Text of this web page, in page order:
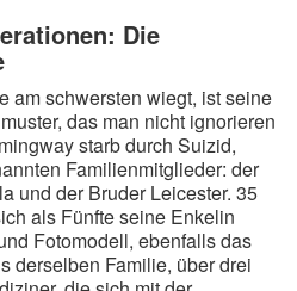
Die
am schwersten wiegt, ist seine
das man nicht ignorieren
starb durch Suizid,
Familienmitglieder: der
und der Bruder Leicester. 35
als Fünfte seine Enkelin
Fotomodell, ebenfalls das
derselben Familie, über drei